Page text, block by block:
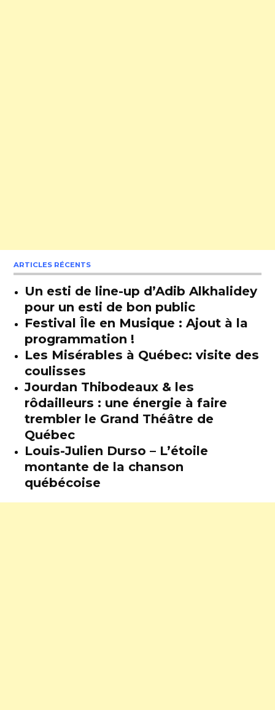
ARTICLES RÉCENTS
Un esti de line-up d’Adib Alkhalidey
pour un esti de bon public
Festival Île en Musique : Ajout à la
programmation !
Les Misérables à Québec: visite des
coulisses
Jourdan Thibodeaux & les
rôdailleurs : une énergie à faire
trembler le Grand Théâtre de
Québec
Louis-Julien Durso – L’étoile
montante de la chanson
québécoise